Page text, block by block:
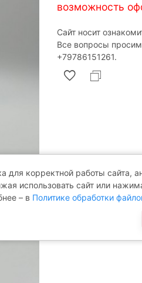
возможность
Сайт носит
Все вопросы
‎+79786151261.
корректной работы сайта,
использовать сайт или
– в Политике обработки